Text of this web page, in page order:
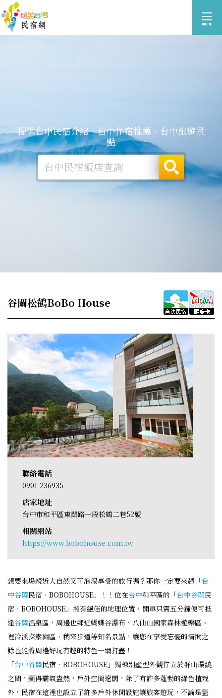
提供台中民宿介紹、台中住宿推薦、台中旅遊景
點
谷關松鶴BoBo House
聯絡電話
0901-236935
店家地址
台中市和平區東關路一段松鶴二巷52號
相關網站
https://www.bobohouse.com.tw
想要來場親近大自然又可泡湯享受的旅行嗎？那你一定要來趟「台
中谷關民宿．BOBOHOUSE」！！位在台中和平區的「台中谷關民
宿．BOBOHOUSE」擁有絕佳的地理位置，開車只需五分鐘便可抵
達谷關溫泉區，周邊也鄰近蝴蝶谷瀑布、八仙山國家森林遊樂區、
裡冷溪探索園區、稍來步道等知名景點，讓您在享受忘憂的清閒之
餘也能將周邊好玩有趣的特色一網打盡！
「台中谷關民宿．BOBOHOUSE」獨棟別墅型外觀佇立於群山環繞
之間，顯得霸氣盎然，戶外空間遼闊，除了有許多蓬勃的綠色植栽
外，民宿在這裡也設立了許多戶外休閒設施讓旅客遊玩，不論是籃